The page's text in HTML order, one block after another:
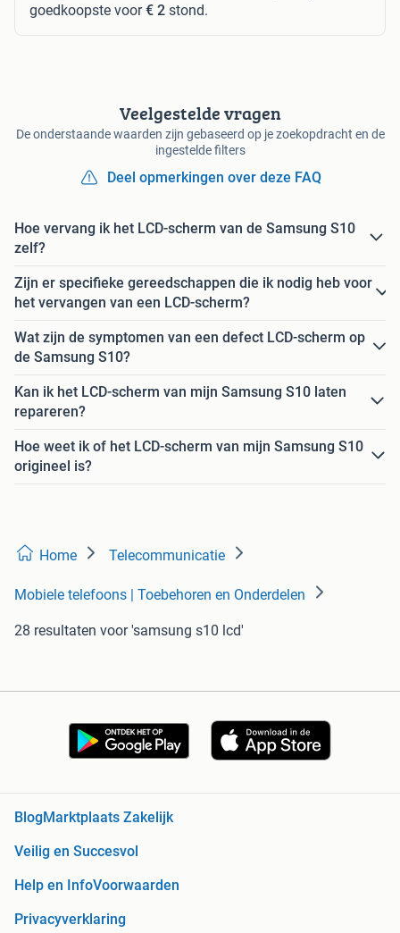
goedkoopste voor€ 2 stond.
Veelgestelde vragen
De onderstaande waarden zijn gebaseerd op je zoekopdracht en de
ingestelde filters
Deel opmerkingen over deze FAQ
Hoe vervang ik het LCD-scherm van de Samsung S10
zelf?
Zijn er specifieke gereedschappen die ik nodig heb voor
het vervangen van een LCD-scherm?
Wat zijn de symptomen van een defect LCD-scherm op
de Samsung S10?
Kan ik het LCD-scherm van mijn Samsung S10 laten
repareren?
Hoe weet ik of het LCD-scherm van mijn Samsung S10
origineel is?
Home Telecommunicatie
Mobiele telefoons | Toebehoren en Onderdelen
28 resultaten voor 'samsung s10 lcd'
BlogMarktplaats Zakelijk
Veilig en Succesvol
Help en InfoVoorwaarden
Privacyverklaring